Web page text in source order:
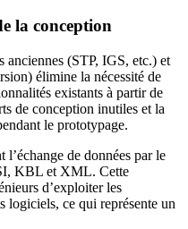
la conception
anciennes (STP, IGS, etc.) et
élimine la nécessité de
existants à partir de
de conception inutiles et la
le prototypage.
de données par le
KBL et XML. Cette
d’exploiter les
logiciels, ce qui représente un